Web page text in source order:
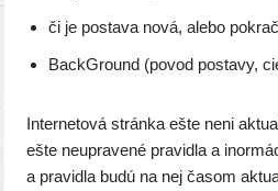
či je posta­va nová, ale­bo
BackGround (povod posta­vy,
Internetová strán­ka ešte neni
ešte neup­ra­ve­né pra­vid­la a
a pra­vid­la budú na nej časom